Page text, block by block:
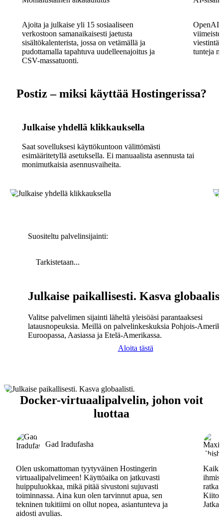
Ajoita ja julkaise yli 15 sosiaaliseen
verkostoon samanaikaisesti jaetusta
sisältökalenterista, jossa on vetämällä ja
pudottamalla tapahtuva uudelleenajoitus ja
CSV-massatuonti.
OpenAI-
tunteja
Postiz – miksi käyttää Hostingerissa?
Julkaise yhdellä klikkauksella
Saat sovelluksesi käyttökuntoon välittömästi
esimääritetyllä asetuksella. Ei manuaalista asennusta tai
monimutkaisia asennusvaiheita.
Suositeltu palvelinsijainti:
Tarkistetaan...
Julkaise paikallisesti. Kasva
Valitse palvelimen sijainti läheltä yleisöäsi parantaaksesi
latausnopeuksia. Meillä on palvelinkeskuksia Pohjois-
Euroopassa, Aasiassa ja Etelä-Amerikassa.
Aloita tästä
Docker-virtuaalipalvelin, johon voit
luottaa
Gad Iradufasha
Olen uskomattoman tyytyväinen Hostingerin
virtuaalipalvelimeen! Käyttöaika on jatkuvasti
huippuluokkaa, mikä pitää sivustoni sujuvasti
toiminnassa. Aina kun olen tarvinnut apua, sen
tekninen tukitiimi on ollut nopea, asiantunteva ja
aidosti avulias.
Kiitos